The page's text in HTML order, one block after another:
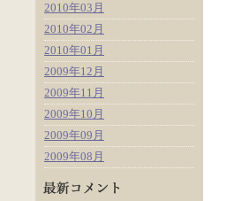
2010年03月
2010年02月
2010年01月
2009年12月
2009年11月
2009年10月
2009年09月
2009年08月